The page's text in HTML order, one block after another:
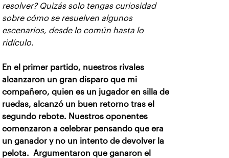
resolver? Quizás solo tengas curiosidad
sobre cómo se resuelven algunos
escenarios, desde lo común hasta lo
ridículo.
En el primer partido, nuestros rivales
alcanzaron un gran disparo que mi
compañero, quien es un jugador en silla de
ruedas, alcanzó un buen retorno tras el
segundo rebote. Nuestros oponentes
comenzaron a celebrar pensando que era
un ganador y no un intento de devolver la
pelota. Argumentaron que ganaron el